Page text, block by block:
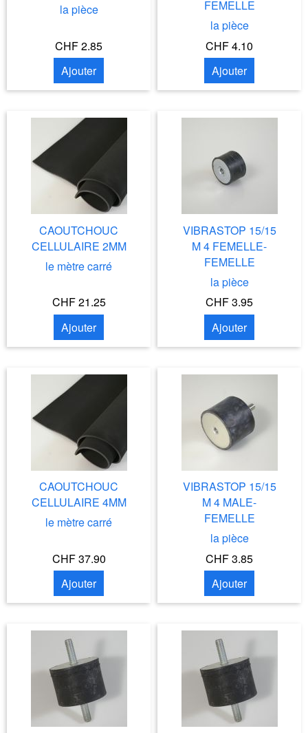
la pièce
CHF 2.85
Ajouter
FEMELLE
la pièce
CHF 4.10
Ajouter
CAOUTCHOUC
CELLULAIRE 2MM
le mètre carré
CHF 21.25
Ajouter
VIBRASTOP 15/15
M 4 FEMELLE-
FEMELLE
la pièce
CHF 3.95
Ajouter
CAOUTCHOUC
CELLULAIRE 4MM
le mètre carré
CHF 37.90
Ajouter
VIBRASTOP 15/15
M 4 MALE-
FEMELLE
la pièce
CHF 3.85
Ajouter